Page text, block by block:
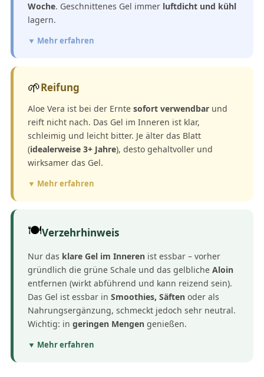
Woche. Geschnittenes Gel immer luftdicht und kühl
lagern.
▼ Mehr erfahren
🌱Reifung
Aloe Vera ist bei der Ernte sofort verwendbar und
reift nicht nach. Das Gel im Inneren ist klar,
schleimig und leicht bitter. Je älter das Blatt
(idealerweise 3+ Jahre), desto gehaltvoller und
wirksamer das Gel.
▼ Mehr erfahren
🍽️Verzehrhinweis
Nur das klare Gel im Inneren ist essbar – vorher
gründlich die grüne Schale und das gelbliche Aloin
entfernen (wirkt abführend und kann reizend sein).
Das Gel ist essbar in Smoothies, Säften oder als
Nahrungsergänzung, schmeckt jedoch sehr neutral.
Wichtig: in geringen Mengen genießen.
▼ Mehr erfahren